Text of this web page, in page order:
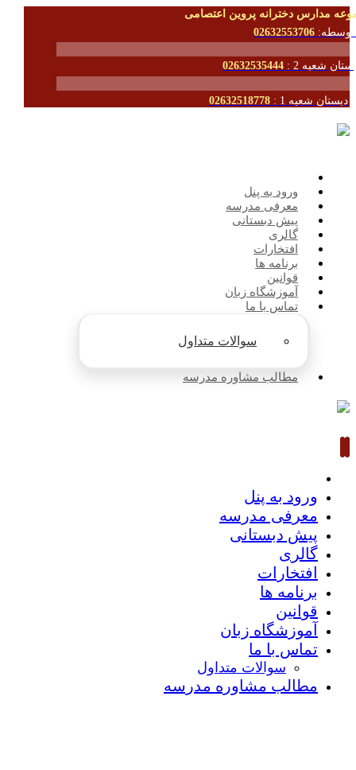
مدارس دخترانه پروین اعتصامی
02632553706
شعبه 2 : 02632535444
دبستان شعبه 1 : 02632518778
ورود به پنل
معرفی مدرسه
پیش دبستانی
گالری
افتخارات
برنامه ها
قوانین
آموزشگاه زبان
تماس با ما
سوالات متداول
مطالب مشاوره مدرسه
ورود به پنل
معرفی مدرسه
پیش دبستانی
گالری
افتخارات
برنامه ها
قوانین
آموزشگاه زبان
تماس با ما
سوالات متداول
مطالب مشاوره مدرسه